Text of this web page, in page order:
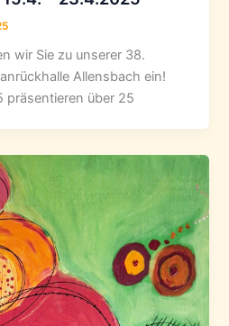
wir Sie zu unserer 38.
Allensbach ein!
präsentieren über 25